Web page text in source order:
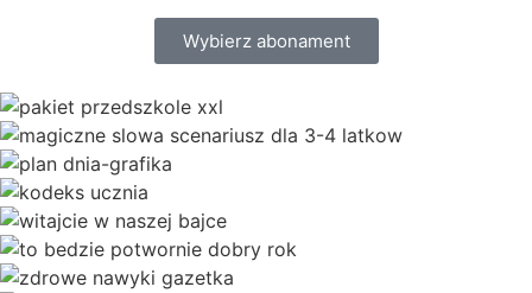
Wybierz abonament